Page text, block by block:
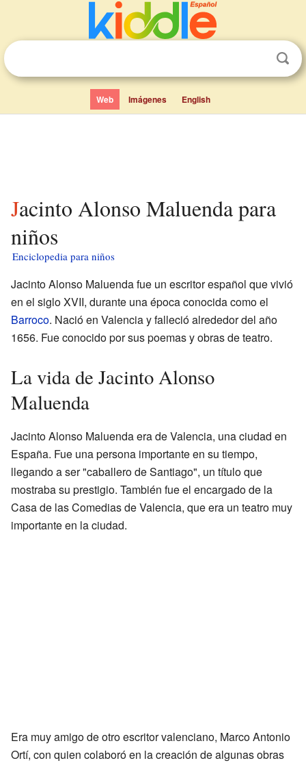
Web Imágenes English
Jacinto Alonso Maluenda para
niños
Enciclopedia para niños
Jacinto Alonso Maluenda fue un escritor español que vivió
en el siglo XVII, durante una época conocida como el
Barroco. Nació en Valencia y falleció alrededor del año
1656. Fue conocido por sus poemas y obras de teatro.
La vida de Jacinto Alonso
Maluenda
Jacinto Alonso Maluenda era de Valencia, una ciudad en
España. Fue una persona importante en su tiempo,
llegando a ser "caballero de Santiago", un título que
mostraba su prestigio. También fue el encargado de la
Casa de las Comedias de Valencia, que era un teatro muy
importante en la ciudad.
Era muy amigo de otro escritor valenciano, Marco Antonio
Ortí, con quien colaboró en la creación de algunas obras